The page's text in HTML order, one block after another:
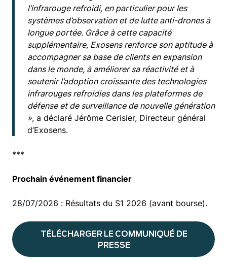
l’infrarouge refroidi, en particulier pour les
systèmes d’observation et de lutte anti-drones à
longue portée. Grâce à cette capacité
supplémentaire, Exosens renforce son aptitude à
accompagner sa base de clients en expansion
dans le monde, à améliorer sa réactivité et à
soutenir l’adoption croissante des technologies
infrarouges refroidies dans les plateformes de
défense et de surveillance de nouvelle génération
», a déclaré Jérôme Cerisier, Directeur général
d’Exosens.
***
Prochain événement financier
28/07/2026 : Résultats du S1 2026 (avant bourse).
TÉLÉCHARGER LE COMMUNIQUÉ DE
PRESSE